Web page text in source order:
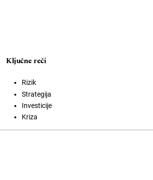
Ključne reči
Rizik
Strategija
Investicije
Kriza